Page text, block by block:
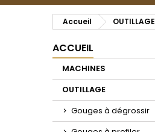
Accueil OUTILLAGE
ACCUEIL
MACHINES
OUTILLAGE
Gouges à dégrossir